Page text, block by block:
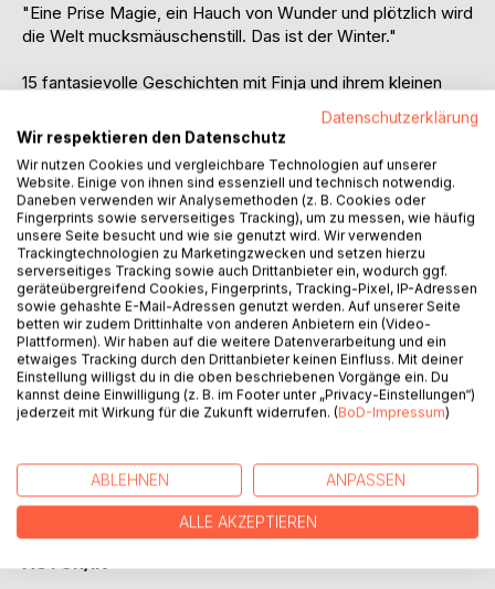
"Eine Prise Magie, ein Hauch von Wunder und plötzlich wird
die Welt mucksmäuschenstill. Das ist der Winter."
15 fantasievolle Geschichten mit Finja und ihrem kleinen
Hund Max, die gemeinsam Abenteuer im Schnee erleben,
kleine tierische Wunder entdecken und die Winterzeit in all
ihren magischen Facetten genießen. Jede Erzählung
entführt in eine zauberhafte Welt, in der funkelnde
Momente, leises Staunen und herzerwärmende
Begegnungen den Alltag vergessen lassen.
Von glitzernden Sternen bis hin zu geheimnisvollen
Weihnachtsmomenten - die märchenhaften Geschichten
mit Finja laden dazu ein, die eigene Fantasie schweifen zu
lassen und den Zauber verschneiter Tage mitzuerleben.
Mit liebevollen Details, kleinen Abenteuern und einer
besonderen Portion Magie verströmt jede Erzählung ein
winterliche Atmosphäre und macht die (Vor)-Freude auf
Zum Vorlesen, Träumen und für gemütliche Winterstunden
voller Fantasie, Magie und kleiner Überraschungen.
AUTOR/IN
Datenschutzerklärung
Wir respektieren den Datenschutz
Wir nutzen Cookies und vergleichbare Technologien auf unserer
Website. Einige von ihnen sind essenziell und technisch notwendig.
Daneben verwenden wir Analysemethoden (z. B. Cookies oder
Fingerprints sowie serverseitiges Tracking), um zu messen, wie häufig
unsere Seite besucht und wie sie genutzt wird. Wir verwenden
Trackingtechnologien zu Marketingzwecken und setzen hierzu
serverseitiges Tracking sowie auch Drittanbieter ein, wodurch ggf.
geräteübergreifend Cookies, Fingerprints, Tracking-Pixel, IP-Adressen
sowie gehashte E-Mail-Adressen genutzt werden. Auf unserer Seite
betten wir zudem Drittinhalte von anderen Anbietern ein (Video-
Plattformen). Wir haben auf die weitere Datenverarbeitung und ein
etwaiges Tracking durch den Drittanbieter keinen Einfluss. Mit deiner
Einstellung willigst du in die oben beschriebenen Vorgänge ein. Du
kannst deine Einwilligung (z. B. im Footer unter „Privacy-Einstellungen“)
jederzeit mit Wirkung für die Zukunft widerrufen. (BoD-Impressum)
ABLEHNEN ANPASSEN
ALLE AKZEPTIEREN